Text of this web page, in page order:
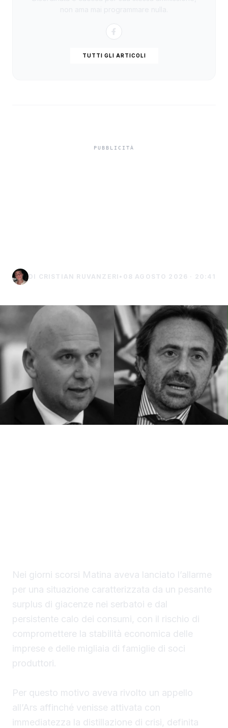
TUTTI GLI ARTICOLI
DI CRISTIAN RUVANZERI • 08 AGOSTO 2026 · 20:41
Nei giorni scorsi Matina aveva lanciato l’allarme
per una situazione caratterizzata da un pesante
surplus di giacenze nei serbatoi e dal
persistente calo dei consumi, con il rischio di
compromettere la stabilità economica delle
imprese e delle migliaia di famiglie di soci
produttori.
Per questo motivo aveva rivolto un appello
all’Ars affinché venisse attivata con
immediatezza la distillazione di crisi, definita